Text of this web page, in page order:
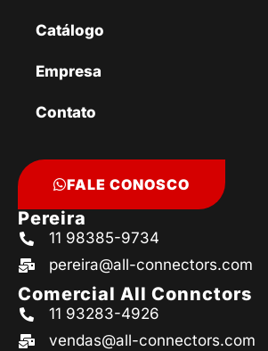
Catálogo
Empresa
Contato
FALE CONOSCO
Pereira
11 98385-9734
pereira@all-connectors.com
Comercial All Connctors
11 93283-4926
vendas@all-connectors.com